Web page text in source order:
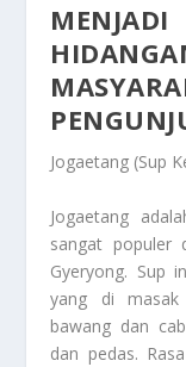
Jogaetang (Sup
Jogaetang
sangat populer
Gyeryong. Sup
yang di
bawang dan
dan pedas.